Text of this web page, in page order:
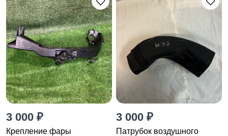
3 000 ₽
Крепление фары
3 000 ₽
Патрубок воздушного